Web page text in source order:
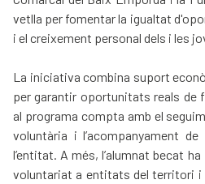
vetlla per fomentar la igualtat
i el creixement personal dels i les
La iniciativa combina suport
per garantir oportunitats reals de
al programa compta amb el
voluntària i l’acompanyament de
l’entitat. A més, l’alumnat becat
voluntariat a entitats del territori i